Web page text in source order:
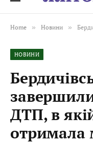
Home » Новини »
НОВИНИ
ДТП, в
отримала